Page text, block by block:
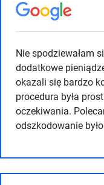
Nie spodziewałam
dodatkowe
okazali się bardzo
procedura była
oczekiwania.
odszkodowanie